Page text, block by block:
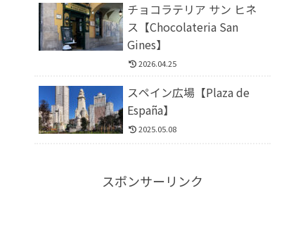
チョコラテリア サン ヒネ
ス【Chocolateria San
Gines】
2026.04.25
スペイン広場【Plaza de
España】
2025.05.08
スポンサーリンク